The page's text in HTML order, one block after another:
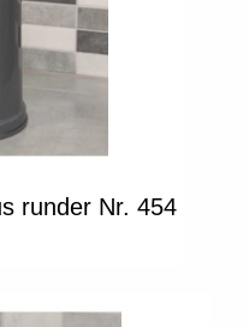
runder Nr. 454